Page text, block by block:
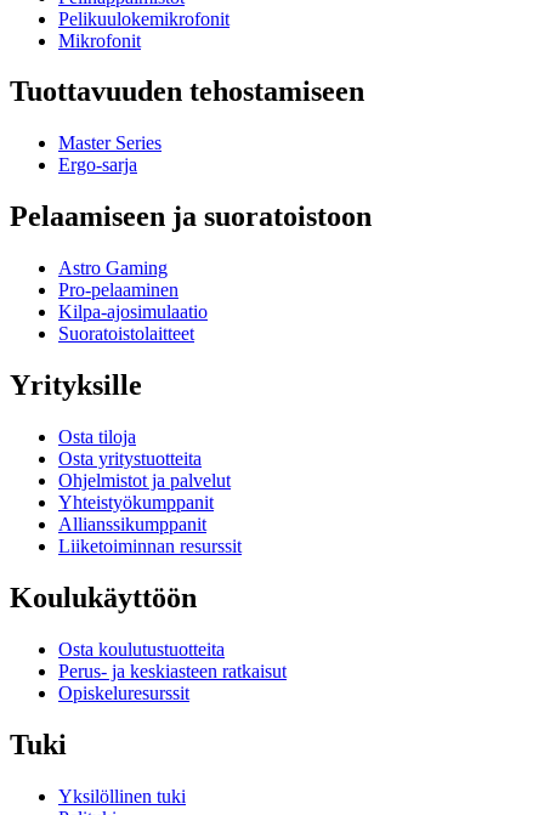
Pelikuulokemikrofonit
Mikrofonit
Tuottavuuden tehostamiseen
Master Series
Ergo-sarja
Pelaamiseen ja suoratoistoon
Astro Gaming
Pro-pelaaminen
Kilpa-ajosimulaatio
Suoratoistolaitteet
Yrityksille
Osta tiloja
Osta yritystuotteita
Ohjelmistot ja palvelut
Yhteistyökumppanit
Allianssikumppanit
Liiketoiminnan resurssit
Koulukäyttöön
Osta koulutustuotteita
Perus- ja keskiasteen ratkaisut
Opiskeluresurssit
Tuki
Yksilöllinen tuki